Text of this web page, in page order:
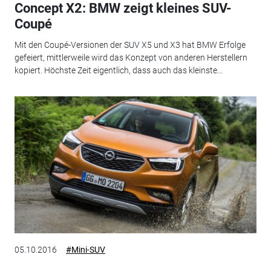
Concept X2: BMW zeigt kleines SUV-
Coupé
Mit den Coupé-Versionen der SUV X5 und X3 hat BMW Erfolge
gefeiert, mittlerweile wird das Konzept von anderen Herstellern
kopiert. Höchste Zeit eigentlich, dass auch das kleinste...
05.10.2016 #Mini-SUV